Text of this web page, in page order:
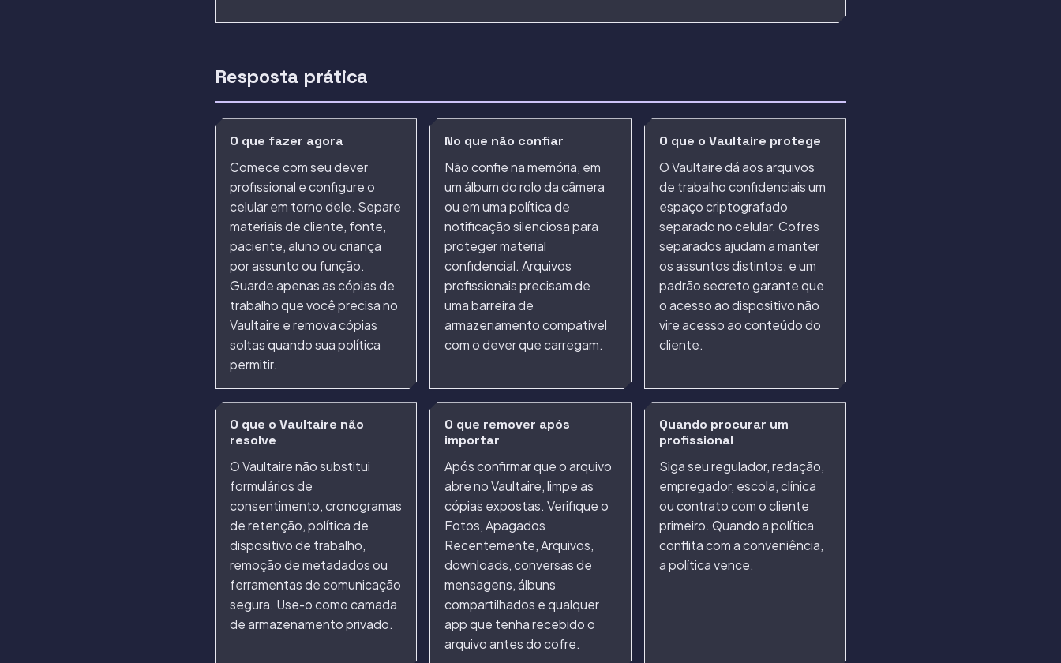
Resposta prática
O que fazer agora
Comece com seu dever
profissional e configure o
celular em torno dele. Separe
materiais de cliente, fonte,
paciente, aluno ou criança
por assunto ou função.
Guarde apenas as cópias de
trabalho que você precisa no
Vaultaire e remova cópias
soltas quando sua política
permitir.
No que não confiar
Não confie na memória, em
um álbum do rolo da câmera
ou em uma política de
notificação silenciosa para
proteger material
confidencial. Arquivos
profissionais precisam de
uma barreira de
armazenamento compatível
com o dever que carregam.
O que o Vaultaire protege
O Vaultaire dá aos arquivos
de trabalho confidenciais um
espaço criptografado
separado no celular. Cofres
separados ajudam a manter
os assuntos distintos, e um
padrão secreto garante que
o acesso ao dispositivo não
vire acesso ao conteúdo do
cliente.
O que o Vaultaire não
resolve
O Vaultaire não substitui
formulários de
consentimento, cronogramas
de retenção, política de
dispositivo de trabalho,
remoção de metadados ou
ferramentas de comunicação
segura. Use-o como camada
de armazenamento privado.
O que remover após
importar
Após confirmar que o arquivo
abre no Vaultaire, limpe as
cópias expostas. Verifique o
Fotos, Apagados
Recentemente, Arquivos,
downloads, conversas de
mensagens, álbuns
compartilhados e qualquer
app que tenha recebido o
arquivo antes do cofre.
Quando procurar um
profissional
Siga seu regulador, redação,
empregador, escola, clínica
ou contrato com o cliente
primeiro. Quando a política
conflita com a conveniência,
a política vence.